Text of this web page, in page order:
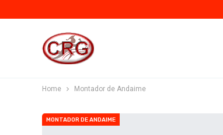
Home Montador de Andaime
MONTADOR DE ANDAIME